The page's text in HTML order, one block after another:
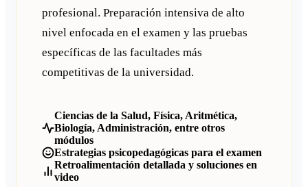
profesional. Preparación intensiva de alto
nivel enfocada en el examen y las pruebas
específicas de las facultades más
competitivas de la universidad.
Ciencias de la Salud, Física, Aritmética,
Biología, Administración, entre otros
módulos
Estrategias psicopedagógicas para el examen
Retroalimentación detallada y soluciones en
video